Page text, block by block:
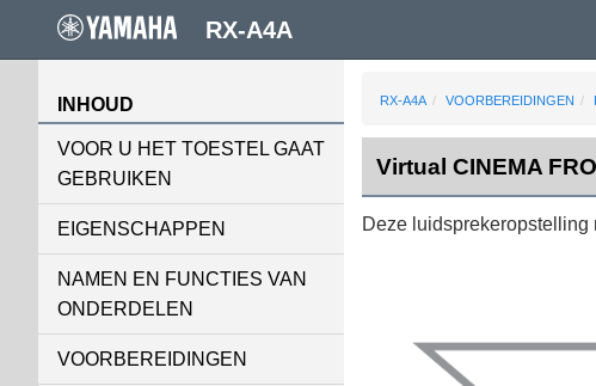
INHOUD
VOOR U HET TOESTEL GAAT
GEBRUIKEN
EIGENSCHAPPEN
NAMEN EN FUNCTIES VAN
ONDERDELEN
VOORBEREIDINGEN
RX-A4A VOORBEREIDINGEN
Virtual CINEMA
Deze luidsprekeropstelling
RX-A4A